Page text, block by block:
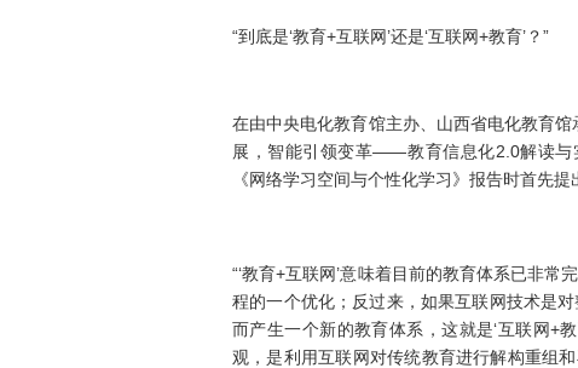
“到底是‘教育+互联网’还是‘互联网+教育’？”
在由中央电化教育馆主办、山西省电化教育
展，智能引领变革——教育信息化2.0解读与
《网络学习空间与个性化学习》报告时首先提
“‘教育+互联网’意味着目前的教育体系已非
程的一个优化；反过来，如果互联网技术是
而产生一个新的教育体系，这就是‘互联网+
观，是利用互联网对传统教育进行解构重组